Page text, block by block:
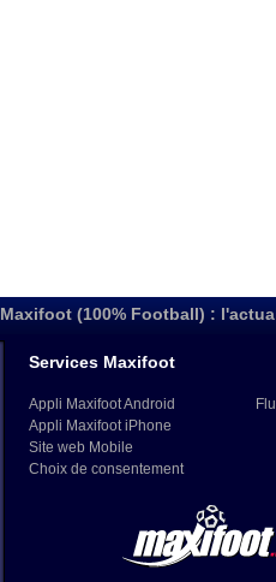
Maxifoot (100% Football) :
Services Maxifoot
Appli Maxifoot Android
Appli Maxifoot iPhone
Site web Mobile
Choix de consentement